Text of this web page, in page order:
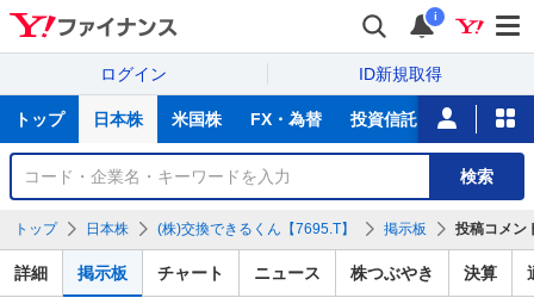
i
ログイン ID新規取得
サ
トップ 日本株 米国株 FX・為替 投資信託 ニュース
銘
検
索
検索
トップ 日本株 (株)交換できるくん【7695.T】 掲示板 投稿コメン
詳細 掲示板 チャート ニュース 株つぶやき 決算